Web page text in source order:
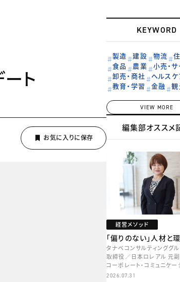
ト
KEYWORD
製造 建設 物流
食品
農業
小売・
卸売・商社
ヘルスケ
教育・学習
金融 観
VIEW MORE
編集部オススメ
経営メソッド
「偏りのない」人材と
タナベコンサルティンググ
取締役／日本ロレアル 元
コーポレート・コミュニケー
本部長／キャリアコンサルタ
2026.07.31